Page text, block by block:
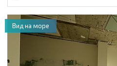
Вид на море